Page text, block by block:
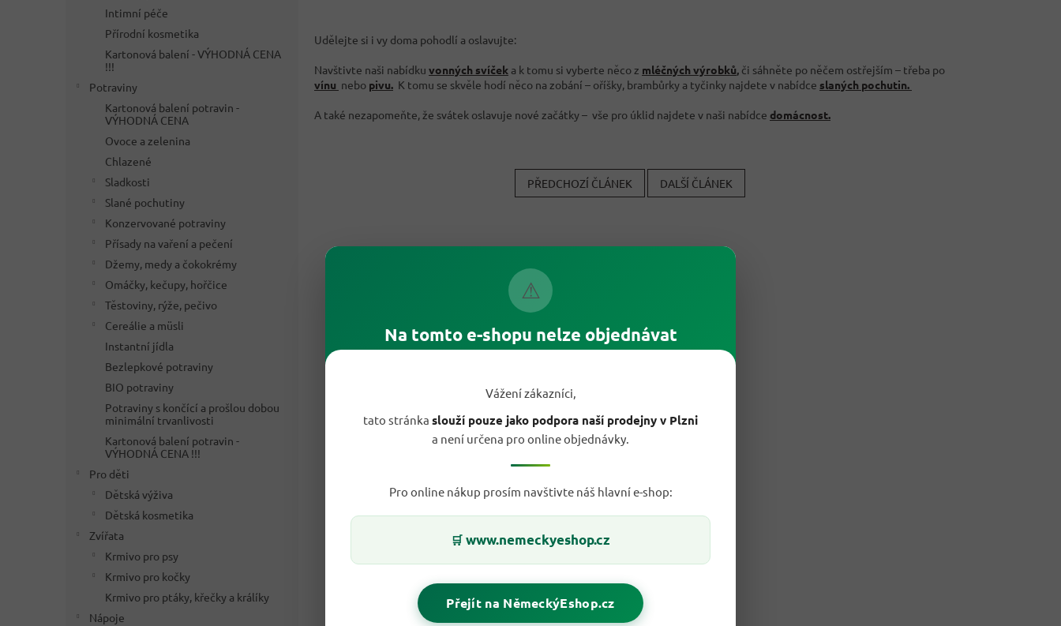
⚠
Na tomto e-shopu nelze objednávat
Vážení zákazníci,
tato stránka slouží pouze jako podpora naší prodejny v Plzni
a není určena pro online objednávky.
Pro online nákup prosím navštivte náš hlavní e-shop:
🛒 www.nemeckyeshop.cz
Přejít na NěmeckýEshop.cz
Intimní péče
Přírodní kosmetika
Kartonová balení - VÝHODNÁ CENA
!!!
Potraviny
Kartonová balení potravin -
VÝHODNÁ CENA
Ovoce a zelenina
Chlazené
Sladkosti
Slané pochutiny
Konzervované potraviny
Přísady na vaření a pečení
Džemy, medy a čokokrémy
Omáčky, kečupy, hořčice
Těstoviny, rýže, pečivo
Cereálie a müsli
Instantní jídla
Bezlepkové potraviny
BIO potraviny
Potraviny s končící a prošlou dobou
minimální trvanlivosti
Kartonová balení potravin -
VÝHODNÁ CENA !!!
Pro děti
Dětská výživa
Dětská kosmetika
Zvířata
Krmivo pro psy
Krmivo pro kočky
Krmivo pro ptáky, křečky a králíky
Nápoje
Udělejte si i vy doma pohodlí a oslavujte:
Navštivte naši nabídku vonných svíček a k tomu si vyberte něco z mléčných výrobků, či sáhněte po něčem ostřejším – třeba po
vínu nebo pivu. K tomu se skvěle hodí něco na zobání – oříšky, brambůrky a tyčinky najdete v nabídce slaných pochutin.
A také nezapomeňte, že svátek oslavuje nové začátky – vše pro úklid najdete v naši nabídce domácnost.
PŘEDCHOZÍ ČLÁNEK DALŠÍ ČLÁNEK